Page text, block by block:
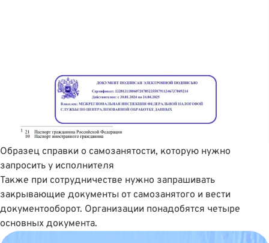
Образец справки о самозанятости, которую нужно
запросить у исполнителя
Также при сотрудничестве нужно запрашивать
закрывающие документы от самозанятого и вести
документооборот. Организации понадобятся четыре
основных документа.